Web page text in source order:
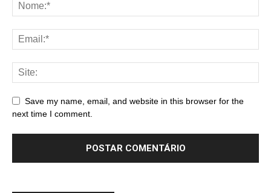
Save my name, email, and website in this browser for the
next time I comment.